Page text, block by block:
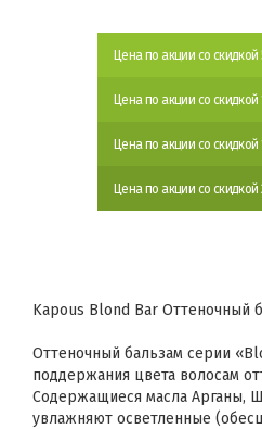
Цена по акции со скидкой
Цена по акции со скидкой
Цена по акции со скидкой
Цена по акции со скидкой
Kapous Blond Bar Оттеночный
Оттеночный бальзам серии
поддержания цвета волосам
Содержащиеся масла Арганы,
увлажняют осветленные